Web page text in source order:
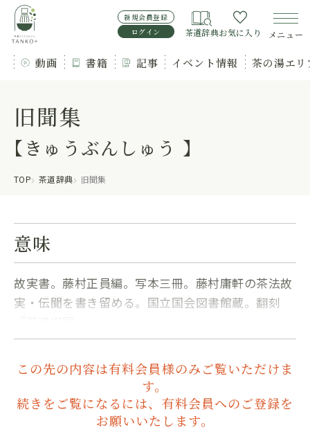
新規会員登録
ログイン
茶道辞典お気に入り メニュー
動画 書籍 記事 イベント情報 茶の湯エ
旧聞集
【きゅうぶんしゅう 】
TOP 茶道辞典 旧聞集
意味
故実書。藤村正員編。写本三冊。藤村庸軒の茶法故
実・伝聞を書き留める。国立国会図書館蔵。翻刻
この先の内容は有料会員様のみご覧いただけま
す。
続きをご覧になるには、有料会員へのご登録を
お願いいたします。